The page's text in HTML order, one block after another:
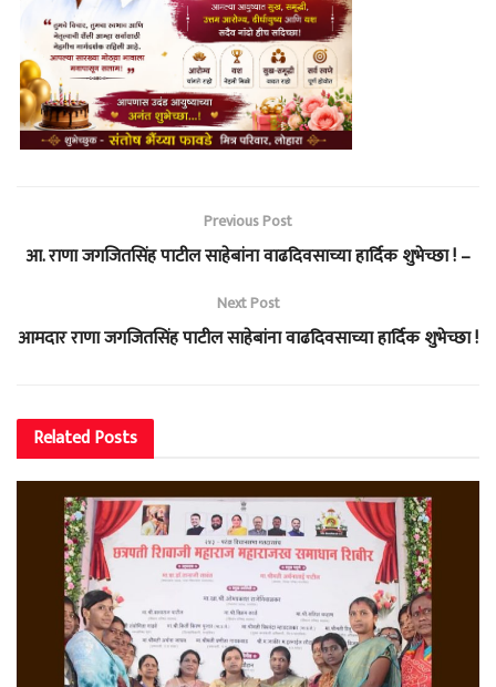
Previous Post
आ. राणा जगजितसिंह पाटील साहेबांना वाढदिवसाच्या हार्दिक शुभेच्छा ! –
Next Post
आमदार राणा जगजितसिंह पाटील साहेबांना वाढदिवसाच्या हार्दिक शुभेच्छा !
RelatedPosts